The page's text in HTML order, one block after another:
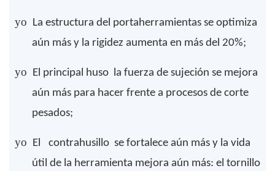
yo La estructura del portaherramientas se optimiza
aún más y la rigidez aumenta en más del 20%;
yo El principal huso la fuerza de sujeción se mejora
aún más para hacer frente a procesos de corte
pesados;
yo El contrahusillo se fortalece aún más y la vida
útil de la herramienta mejora aún más: el tornillo